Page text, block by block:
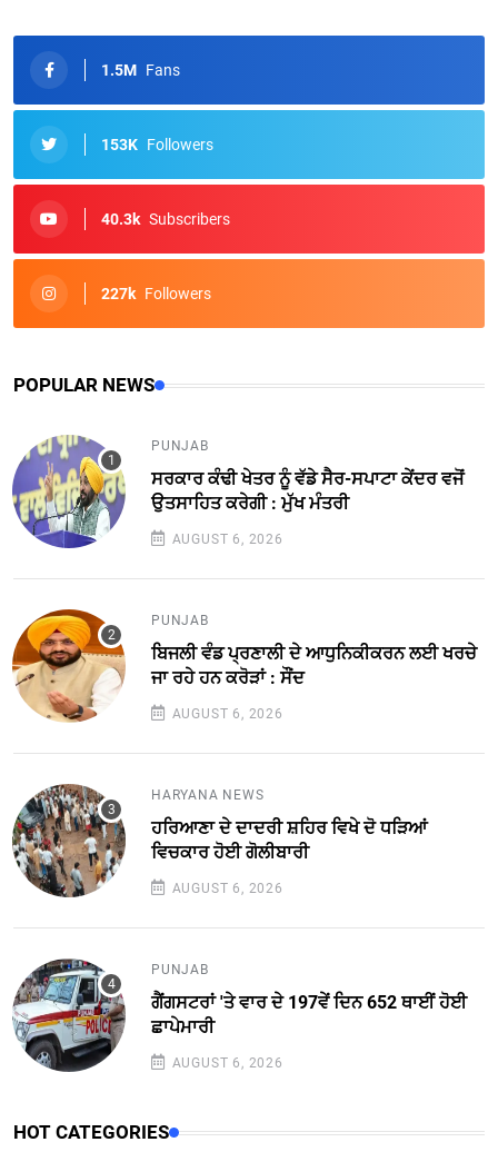
1.5M Fans
153K Followers
40.3k Subscribers
227k Followers
POPULAR NEWS
PUNJAB
ਸਰਕਾਰ ਕੰਢੀ ਖੇਤਰ ਨੂੰ ਵੱਡੇ ਸੈਰ-ਸਪਾਟਾ ਕੇਂਦਰ ਵਜੋਂ
ਉਤਸਾਹਿਤ ਕਰੇਗੀ : ਮੁੱਖ ਮੰਤਰੀ
AUGUST 6, 2026
PUNJAB
ਬਿਜਲੀ ਵੰਡ ਪ੍ਰਣਾਲੀ ਦੇ ਆਧੁਨਿਕੀਕਰਨ ਲਈ ਖਰਚੇ
ਜਾ ਰਹੇ ਹਨ ਕਰੋੜਾਂ : ਸੌਂਦ
AUGUST 6, 2026
HARYANA NEWS
ਹਰਿਆਣਾ ਦੇ ਦਾਦਰੀ ਸ਼ਹਿਰ ਵਿਖੇ ਦੋ ਧੜਿਆਂ
ਵਿਚਕਾਰ ਹੋਈ ਗੋਲੀਬਾਰੀ
AUGUST 6, 2026
PUNJAB
ਗੈਂਗਸਟਰਾਂ 'ਤੇ ਵਾਰ ਦੇ 197ਵੇਂ ਦਿਨ 652 ਥਾਈਂ ਹੋਈ
ਛਾਪੇਮਾਰੀ
AUGUST 6, 2026
HOT CATEGORIES